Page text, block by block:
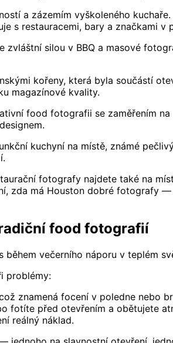
a zázemím vyškoleného
s restauracemi, bary a značkami v
zvláštní silou v BBQ a masové
kořeny, která byla součástí
magazínové kvality.
food fotografii se zaměřením
kuchyní na místě, známé
fotografy najdete také na
zda má Houston dobré fotografy
food fotografií
během večerního náporu v teplém
problémy:
znamená focení v poledne nebo
před otevřením a obětujete
reálný náklad.